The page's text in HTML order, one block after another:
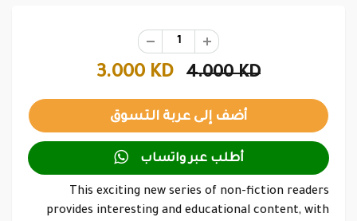
3.000 KD 4.000 KD
 أطلب عبر واتساب
This exciting new series of non-fiction readers
provides interesting and educational content, with